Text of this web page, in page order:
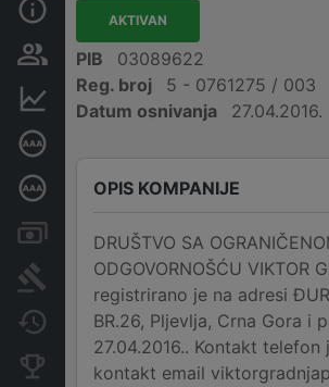
Osobe i vlasništvo
Finansijski podaci
Dubinska bonitetna ocjena
Računi i blokade
Arhiva sudskih objava
Promjene
Konkurentne kompanije
AKTIVAN
PIB
03089622
Reg. broj
5 - 0761275 / 003
Datum osnivanja
27.04.2016.
OPIS KOMPANIJE
DRUŠTVO SA
ODGOVORNOŠĆU VIKTOR
registrirano je na adresi
BR.26, Pljevlja, Crna Gora i
27.04.2016.. Kontakt
kontakt email